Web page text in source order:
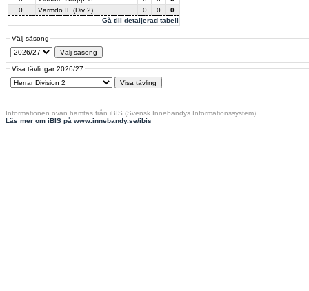
Gå till detaljerad tabell
0.
Värmdö IF (Div 2) 0 0 0
Välj säsong
Visa tävlingar 2026/27
Informationen ovan hämtas från iBIS (Svensk Innebandys Informationssystem)
Läs mer om iBIS på www.innebandy.se/ibis